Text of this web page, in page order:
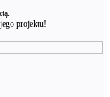
projektu!